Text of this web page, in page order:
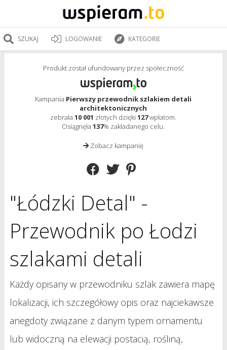
SZUKAJ LOGOWANIE KATEGORIE
Produkt został ufundowany przez społeczność
Kampania Pierwszy przewodnik szlakiem detali
architektonicznych
zebrała10 001 złotych dzięki127wpłatom.
Osiągnęła137% zakładanego celu.
Zobacz kampanię
"Łódzki Detal" -
Przewodnik po Łodzi
szlakami detali
Każdy opisany w przewodniku szlak zawiera mapę
lokalizacji, ich szczegółowy opis oraz najciekawsze
anegdoty związane z danym typem ornamentu
lub widoczną na elewacji postacią, rośliną,